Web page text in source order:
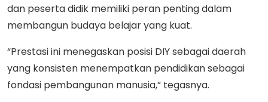
dan peserta didik memiliki peran penting dalam
membangun budaya belajar yang kuat.
“Prestasi ini menegaskan posisi DIY sebagai daerah
yang konsisten menempatkan pendidikan sebagai
fondasi pembangunan manusia,” tegasnya.